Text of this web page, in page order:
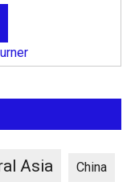
Asia China